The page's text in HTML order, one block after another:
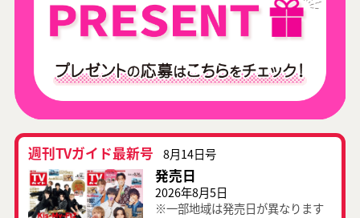
週刊TVガイド最新号 8月14日号
発売日
2026年8月5日
※一部地域は発売日が異なります